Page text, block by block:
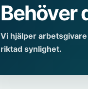
Behöver
Vi hjälper
riktad synlighet.